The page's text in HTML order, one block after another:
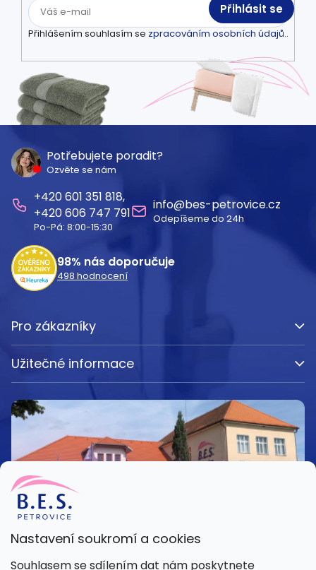
Nastavení soukromí a cookies
Souhlasem se sdílením dat nám poskytnete
Přihlášením souhlasím se zpracováním osobních údajů..
Přihlásit se
Potřebujete poradit?
Ozvěte se nám
601 351 818
606 747 791
Po-Pá: 8:00-15:30
info@bes-petrovice.cz
Odepíšeme do 24h
98% nás doporučuje
498 hodnocení
Pro zákazníky
Užitečné informace
Kamenná prodejna